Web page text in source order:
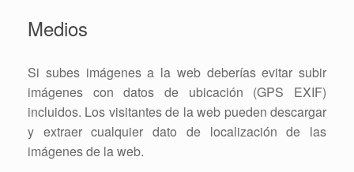
Medios
Si subes imágenes a la web deberías evitar subir
imágenes con datos de ubicación (GPS EXIF)
incluidos. Los visitantes de la web pueden descargar
y extraer cualquier dato de localización de las
imágenes de la web.